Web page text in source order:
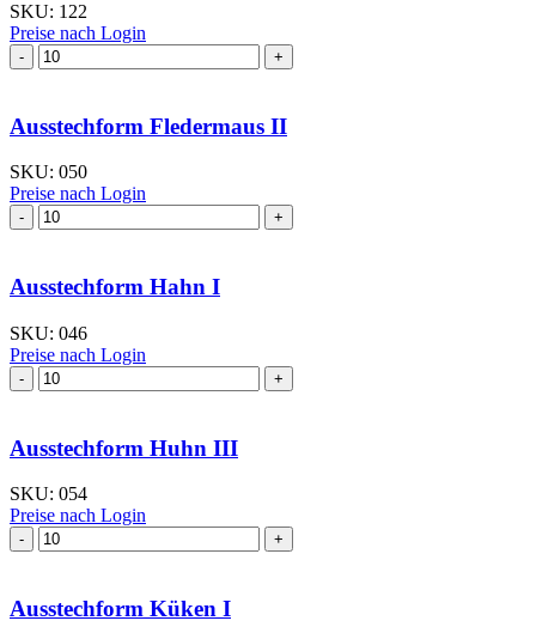
SKU: 122
Preise nach Login
Ausstechform Eichhörnchen
–
Menge
Ausstechform Fledermaus II
SKU: 050
Preise nach Login
Ausstechform Fledermaus
II
Ausstechform Hahn I
SKU: 046
Preise nach Login
Ausstechform Hahn
I
Ausstechform Huhn III
SKU: 054
Preise nach Login
Ausstechform Huhn
III
Ausstechform Küken I